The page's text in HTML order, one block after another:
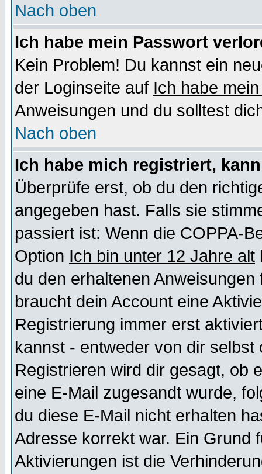
Nach oben
Ich habe mein Passwort
Kein Problem! Du kannst ein
der Loginseite auf Ich habe
Anweisungen und du solltest
Nach oben
Ich habe mich registriert,
Überprüfe erst, ob du den
angegeben hast. Falls sie
passiert ist: Wenn die COPPA-
Option Ich bin unter 12 Jahre alt
du den erhaltenen
braucht dein Account eine
Registrierung immer erst
kannst - entweder von dir selbst
Registrieren wird dir gesagt, ob
eine E-Mail zugesandt wurde,
du diese E-Mail nicht erhalten
Adresse korrekt war. Ein Grund
Aktivierungen ist die